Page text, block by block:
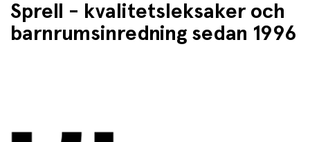
Sprell - kvalitetsleksaker och
barnrumsinredning sedan 1996